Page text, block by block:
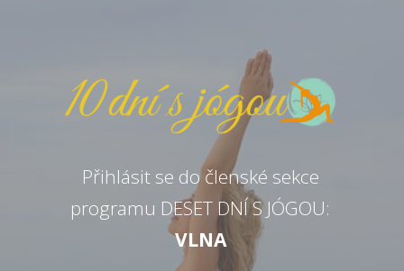
Přihlásit se do členské sekce
programu DESET DNÍ S JÓGOU:
VLNA